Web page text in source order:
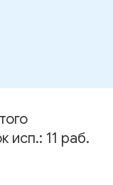
исп.: 11 раб.